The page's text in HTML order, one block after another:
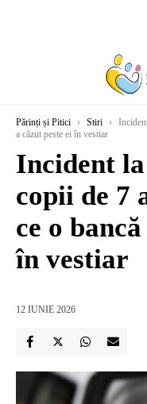
Părinți și Pitici › Stiri ›
a căzut peste ei în vestiar
Incident
copii de 7
ce o
în vestiar
12 IUNIE 2026